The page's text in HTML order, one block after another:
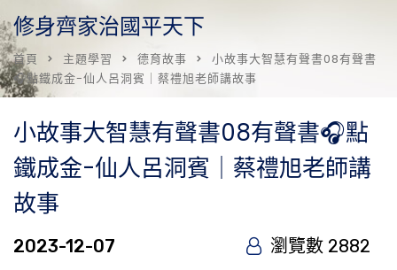
修身齊家治國平天下
首頁 主題學習 德育故事
小故事大智慧有聲書08有聲書
🎧點鐵成金-仙人呂洞賓｜蔡禮旭老師講故事
小故事大智慧有聲書08有聲書🎧點
鐵成金-仙人呂洞賓｜蔡禮旭老師講
故事
2023-12-07 瀏覽數 2882